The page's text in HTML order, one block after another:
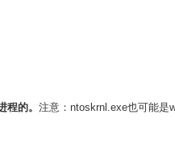
的。 注意：ntoskrnl.exe也可能是